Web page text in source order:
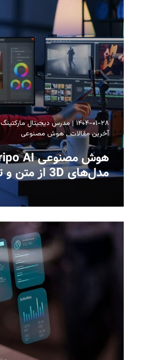
۱۴۰۴-۰۱-۲۸ مدرس دیجیتال مارکتینگ
آخرین مقالات هوش مصنوعی
مدل‌های 3D از متن و تصویر